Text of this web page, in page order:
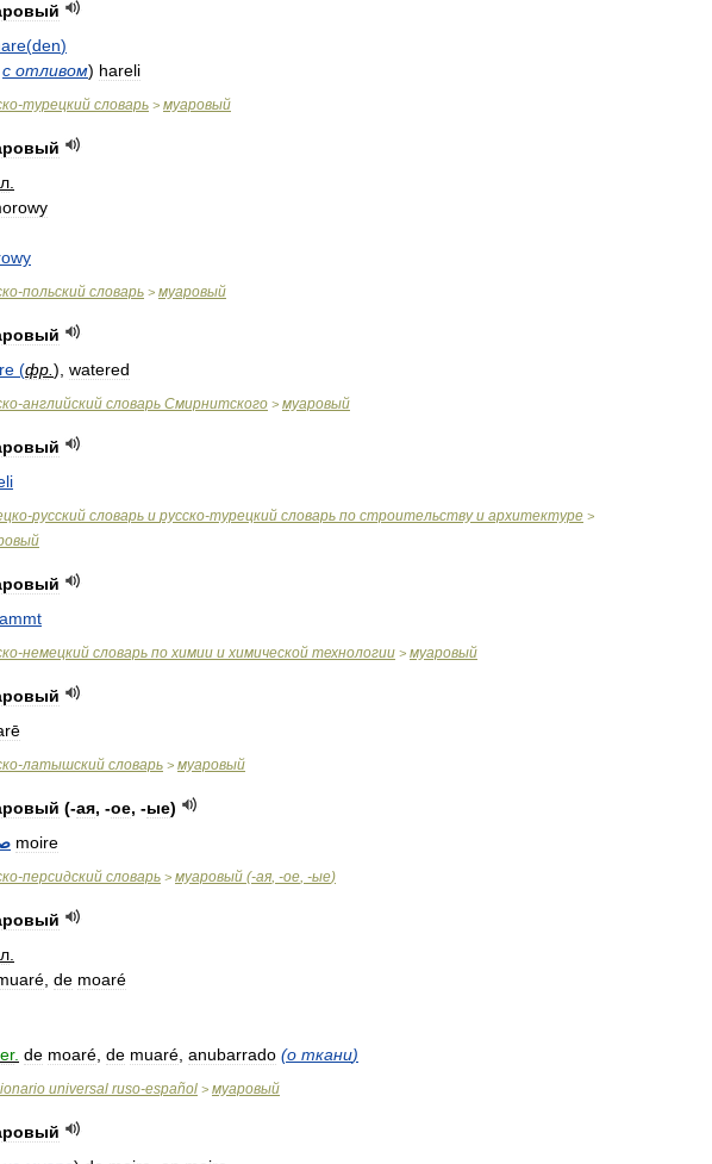
(den)
с отливом) hareli
-турецкий словарь > муаровый
-польский словарь > муаровый
(фр ), watered
-английский словарь Смирнитского > муаровый
-русский словарь и русско-турецкий словарь по строительству и архитектуре >
-немецкий словарь по химии и химической технологии > муаровый
-латышский словарь > муаровый
(-ая, -ое, -ые)
moire
-персидский словарь > муаровый (-ая, -ое, -ые)
de moaré
. de moaré de muaré anubarrado (о ткани)
universal ruso-español > муаровый